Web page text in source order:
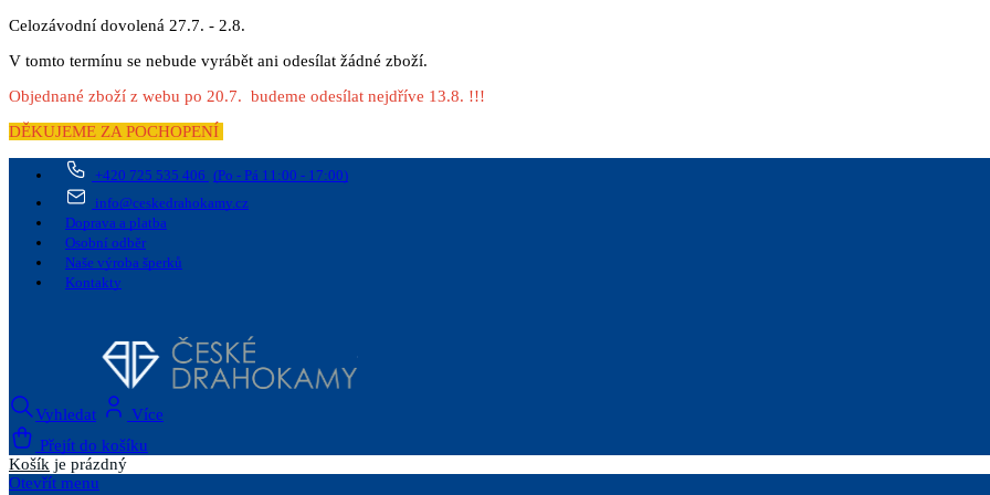
Celozávodní dovolená 27.7. - 2.8.
V tomto termínu se nebude vyrábět ani odesílat žádné zboží.
Objednané zboží z webu po 20.7. budeme odesílat nejdříve 13.8. !!!
DĚKUJEME ZA POCHOPENÍ
+420 725 535 406 (Po - Pá 11:00 - 17:00)
info@ceskedrahokamy.cz
Doprava a platba
Osobní odběr
Naše výroba šperků
Kontakty
Vyhledat
Více
Přejít do košíku
Košík je prázdný
Otevřít menu